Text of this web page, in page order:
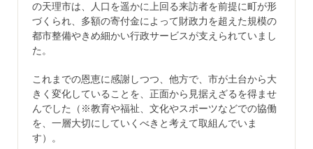
の天理市は、人口を遥かに上回る来訪者を前提に町が形
づくられ、多額の寄付金によって財政力を超えた規模の
都市整備やきめ細かい行政サービスが支えられていまし
た。
これまでの恩恵に感謝しつつ、他方で、市が土台から大
きく変化していることを、正面から見据えざるを得ませ
んでした（※教育や福祉、文化やスポーツなどでの協働
を、一層大切にしていくべきと考えて取組んでいま
す）。